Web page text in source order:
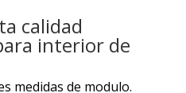
calidad
interior de
medidas de modulo.